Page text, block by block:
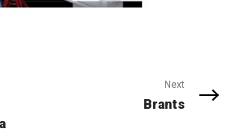
Next
Brants